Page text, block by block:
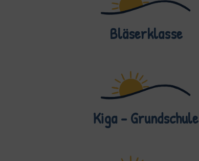
Bläserklasse
Kiga - Grundschule